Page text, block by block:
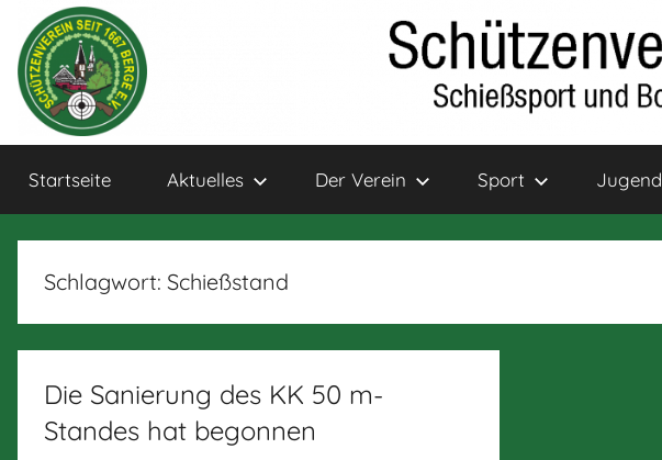
Inhalt
springen
Schützenverein
Berge
und
Bogensport
für
Jung
Startseite Aktuelles Der Verein Sport Jugend
Schlagwort: Schießstand
Die Sanierung des KK 50 m-
Standes hat begonnen